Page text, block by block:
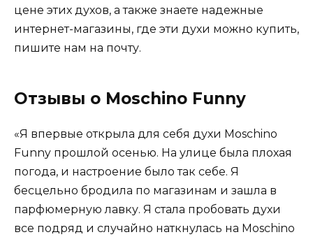
цене этих духов, а также знаете надежные
интернет-магазины, где эти духи можно купить,
пишите нам на почту.
Отзывы о Moschino Funny
«Я впервые открыла для себя духи Moschino
Funny прошлой осенью. На улице была плохая
погода, и настроение было так себе. Я
бесцельно бродила по магазинам и зашла в
парфюмерную лавку. Я стала пробовать духи
все подряд и случайно наткнулась на Moschino